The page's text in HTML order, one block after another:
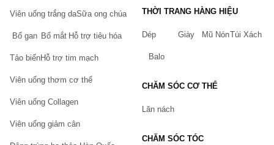
Kem ngày đô thị 4 trong 1 Casmara DD Cream Urban
PP Cream
PP – viết tắt của từ Pink Perfect. Đây không phải là kem nền
kem che khuyết điểm
khác nên tạo được lớp lót mịn màng,
bắt sáng, làm da bạn trở nên hồng hào hơn bao giờ hết.
Viên uống trắng daSữa ong chúa
Bổ gan Bổ mắt Hỗ trợ tiêu hóa
Tảo biểnHỗ trợ tim mạch
Viên uống thơm cơ thể
Viên uống Collagen
Viên uống giảm cân
THỜI TRANG HÀNG HIỆU
Dép Giày Mũ NónTúi Xách
Balo
CHĂM SÓC CƠ THỂ
Lăn nách
CHĂM SÓC TÓC